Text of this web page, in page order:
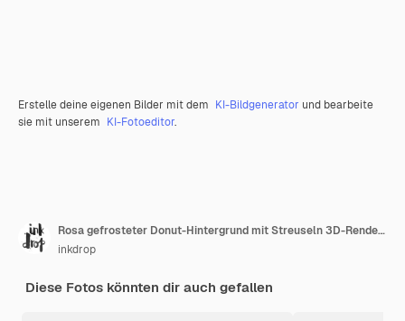
Erstelle deine eigenen Bilder mit dem KI-Bildgenerator und bearbeite
sie mit unserem KI-Fotoeditor.
Rosa gefrosteter Donut-Hintergrund mit Streuseln 3D-Rendering
inkdrop
Diese Fotos könnten dir auch gefallen